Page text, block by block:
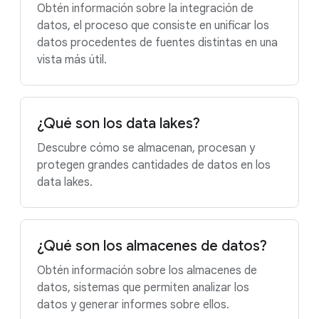
Obtén información sobre la integración de
datos, el proceso que consiste en unificar los
datos procedentes de fuentes distintas en una
vista más útil.
¿Qué son los data lakes?
Descubre cómo se almacenan, procesan y
protegen grandes cantidades de datos en los
data lakes.
¿Qué son los almacenes de datos?
Obtén información sobre los almacenes de
datos, sistemas que permiten analizar los
datos y generar informes sobre ellos.